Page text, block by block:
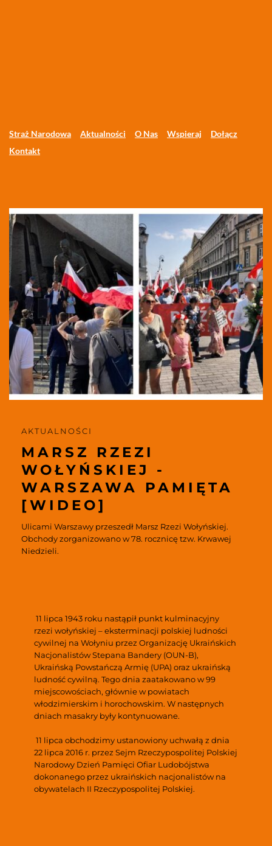
Straż Narodowa Aktualności O Nas Wspieraj
Dołącz
Kontakt
AKTUALNOŚCI
MARSZ RZEZI
WOŁYŃSKIEJ -
WARSZAWA PAMIĘTA
[WIDEO]
Ulicami Warszawy przeszedł Marsz Rzezi Wołyńskiej.
Obchody zorganizowano w 78. rocznicę tzw. Krwawej
Niedzieli.
rzezi wołyńskiej – eksterminacji polskiej ludności
cywilnej na Wołyniu przez Organizację Ukraińskich
Nacjonalistów Stepana Bandery (OUN-B),
Ukraińską Powstańczą Armię (UPA) oraz ukraińską
ludność cywilną. Tego dnia zaatakowano w 99
miejscowościach, głównie w powiatach
włodzimierskim i horochowskim. W następnych
dniach masakry były kontynuowane.
22 lipca 2016 r. przez Sejm Rzeczypospolitej Polskiej
Narodowy Dzień Pamięci Ofiar Ludobójstwa
dokonanego przez ukraińskich nacjonalistów na
obywatelach II Rzeczypospolitej Polskiej.